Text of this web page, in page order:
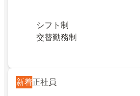
シフト制
交替勤務制
新着正社員